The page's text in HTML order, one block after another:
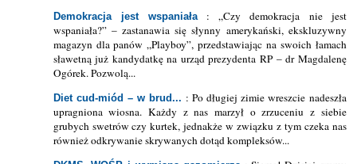
Demokracja jest wspaniała: „Czy demokracja nie jest
wspaniała?” – zastanawia się słynny amerykański, ekskluzywny
magazyn dla panów „Playboy”, przedstawiając na swoich łamach
sławetną już kandydatkę na urząd prezydenta RP – dr Magdalenę
Ogórek. Pozwolą...
Diet cud-miód – w brud... : Po długiej zimie wreszcie nadeszła
upragniona wiosna. Każdy z nas marzył o zrzuceniu z siebie
grubych swetrów czy kurtek, jednakże w związku z tym czeka nas
również odkrywanie skrywanych dotąd kompleksów...